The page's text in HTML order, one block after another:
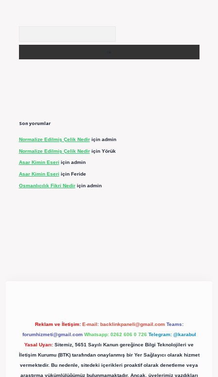
Son yorumlar
Normalize Edilmiş Çelik Nediriçin admin
Normalize Edilmiş Çelik Nediriçin Yörük
Asar Kimin Eseri için admin
Asar Kimin Eseri için Feride
Osmanlıcılık Fikri Nediriçin admin
Reklam ve İletişim: E-mail: backlinkpaneli@gmail.com Teams:
forumhizmeti@gmail.com Whatsapp: 0262 606 0 726 Telegram: @karabul
Yasal Uyarı: Sitemiz, 5651 Sayılı Kanun gereğince Bilgi Teknolojileri ve
İletişim Kurumu (BTK) tarafından onaylanmış bir Yer Sağlayıcı olarak hizmet
vermektedir. Bu nedenle, sitedeki içerikleri proaktif olarak denetleme veya
araştırma yükümlülüğümüz bulunmamaktadır. Ancak, üyelerimiz yazdıkları